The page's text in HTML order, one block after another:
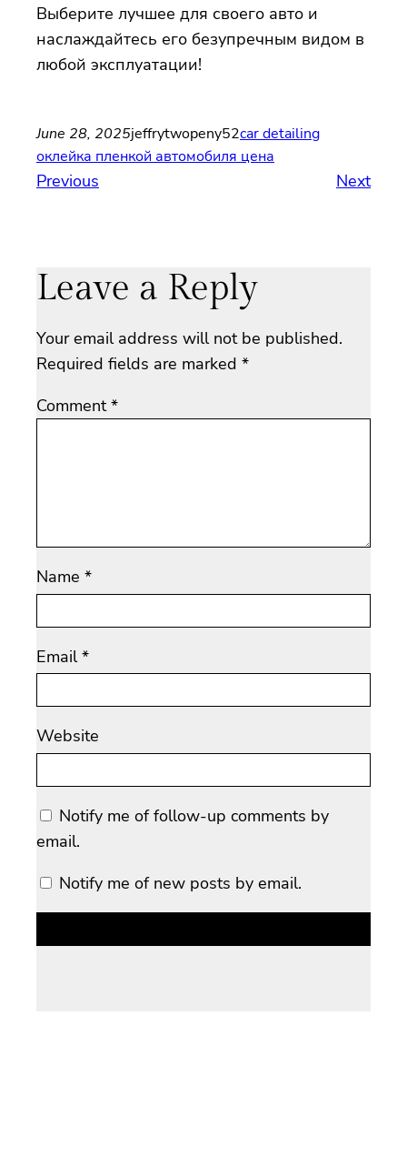
Выберите лучшее для своего авто и
наслаждайтесь его безупречным видом в
любой эксплуатации!
June 28, 2025jeffrytwopeny52car detailing
оклейка пленкой автомобиля цена
Previous Next
Leave a Reply
Your email address will not be published.
Required fields are marked *
Comment*
Name *
Email*
Website
Notify me of follow-up comments by
email.
Notify me of new posts by email.